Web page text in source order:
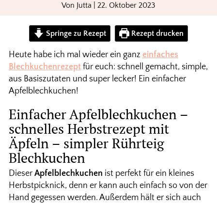
Von Jutta 22. Oktober 2023
Springe zu Rezept Rezept drucken
Heute habe ich mal wieder ein ganz einfaches
Blechkuchenrezeptfür euch: schnell gemacht, simple,
aus Basiszutaten und super lecker! Ein einfacher
Apfelblechkuchen!
Einfacher Apfelblechkuchen –
schnelles Herbstrezept mit
Äpfeln – simpler Rührteig
Blechkuchen
DieserApfelblechkuchen ist perfekt für ein kleines
Herbstpicknick, denn er kann auch einfach so von der
Hand gegessen werden. Außerdem hält er sich auch